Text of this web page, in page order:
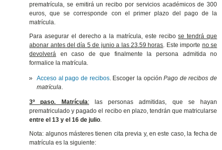
prematrícula, se emitirá un recibo por servicios académicos de 300
euros, que se corresponde con el primer plazo del pago de la
matrícula.
Para asegurar el derecho a la matrícula, este recibose tendrá que
abonar antes del día 5 de junio a las 23.59 horas. Este importe no se
devolverá en caso de que finalmente la persona admitida no
formalice la matrícula.
Acceso al pago de recibos. Escoger la opciónPago de recibos de
matrícula.
3º paso. Matrícula:las personas admitidas, que se hayan
prematriculado y pagado el recibo en plazo, tendrán que matricularse
entre el 13 y el 16 de julio.
Nota: algunos másteres tienen cita previa y, en este caso, la fecha de
matrícula es la siguiente: